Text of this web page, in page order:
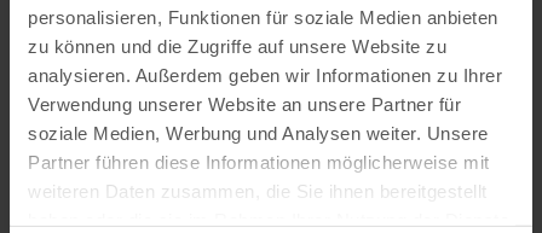
personalisieren, Funktionen für soziale Medien anbieten
zu können und die Zugriffe auf unsere Website zu
analysieren. Außerdem geben wir Informationen zu Ihrer
Verwendung unserer Website an unsere Partner für
soziale Medien, Werbung und Analysen weiter. Unsere
Partner führen diese Informationen möglicherweise mit
weiteren Daten zusammen, die Sie ihnen bereitgestellt
per Google Maps
Anfahrt von: